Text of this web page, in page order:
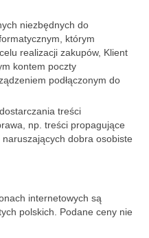
niezbędnych do
którym
realizacji zakupów, Klient
kontem poczty
podłączonym do
treści
np. treści propagujące
dobra osobiste
internetowych są
polskich. Podane ceny nie